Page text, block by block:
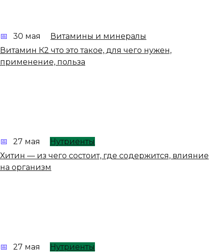
30 мая
Витамины и минералы
Витамин К2 что это такое, для чего нужен,
применение, польза
27 мая
Нутриенты
Хитин — из чего состоит, где содержится, влияние
на организм
27 мая
Нутриенты